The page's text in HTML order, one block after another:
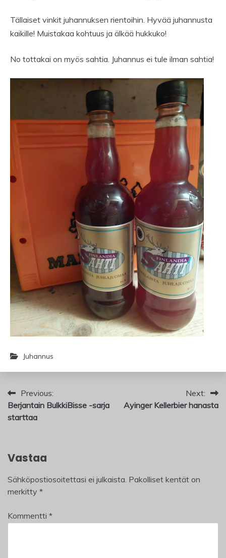
Tällaiset vinkit juhannuksen rientoihin. Hyvää juhannusta
kaikille! Muistakaa kohtuus ja älkää hukkuko!
No tottakai on myös sahtia. Juhannus ei tule ilman sahtia!
Juhannus
Artikkelien
selaus
Previous:
Berjantain BulkkiBisse -sarja
starttaa
Next:
Ayinger Kellerbier hanasta
Vastaa
Sähköpostiosoitettasi ei julkaista. Pakolliset kentät on
merkitty *
Kommentti *